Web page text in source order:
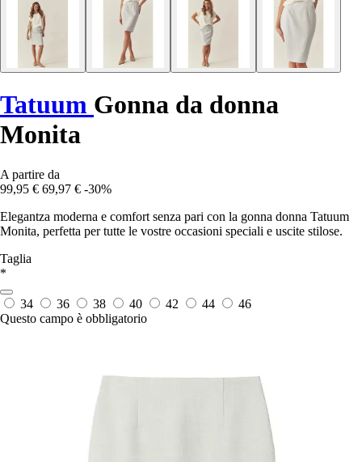
Tatuum Gonna da donna
Monita
A partire da
99,95 € 69,97 € -30%
Elegantza moderna e comfort senza pari con la gonna donna Tatuum
Monita, perfetta per tutte le vostre occasioni speciali e uscite stilose.
Taglia
*
34 36 38 40 42 44
46
Questo campo è obbligatorio